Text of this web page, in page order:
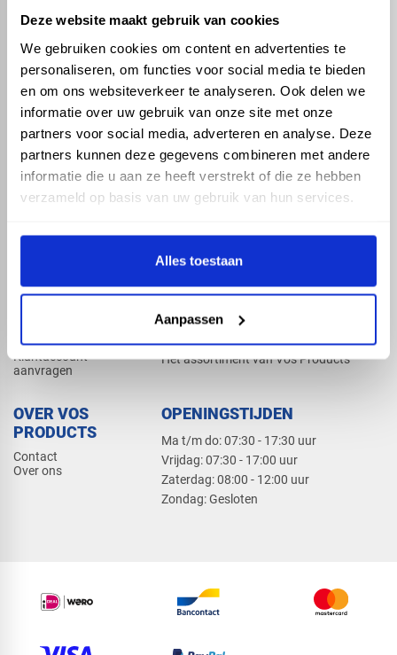
Deze website maakt gebruik van cookies
We gebruiken cookies om content en advertenties te
personaliseren, om functies voor social media te bieden
en om ons websiteverkeer te analyseren. Ook delen we
informatie over uw gebruik van onze site met onze
partners voor social media, adverteren en analyse. Deze
partners kunnen deze gegevens combineren met andere
informatie die u aan ze heeft verstrekt of die ze hebben
verzameld op basis van uw gebruik van hun services.
Alles toestaan
Aanpassen
ASSORTIMENT
Hemelwaterafvoer
Drukleiding
Beregening
Dak en gevel
KENNIS EN HULP
Klantenservice
Kennisbank
Klantaccount
aanvragen
PRODUCTCATALOGUS 2026
Het assortiment van Vos Products
OVER VOS
PRODUCTS
Contact
Over ons
OPENINGSTIJDEN
Ma t/m do: 07:30 - 17:30 uur
​Vrijdag: 07:30 - 17:00 uur
​Zaterdag: 08:00 - 12:00 uur
​Zondag: Gesloten
check_circleDé bouwmarkt van Altena
check_circle Direct uit grote voorraad geleverd met eigen transport
check_circleLevering in NL en BE